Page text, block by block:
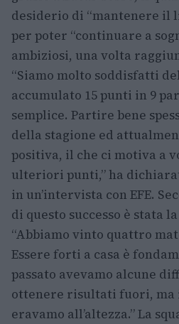
desiderio di “mantenere il
per poter “continuare a
ambiziosi, una volta
“Siamo molto soddisfatti
accumulato 15 punti in 9
semplice. Partire bene
della stagione ed
positiva, il che ci motiva a
ulteriori punti,” ha
in un’intervista con EFE.
di questo successo è stata
“Abbiamo vinto quattro
Essere forti a casa è
passato avevamo alcune
ottenere risultati fuori, ma
eravamo all’altezza.” La